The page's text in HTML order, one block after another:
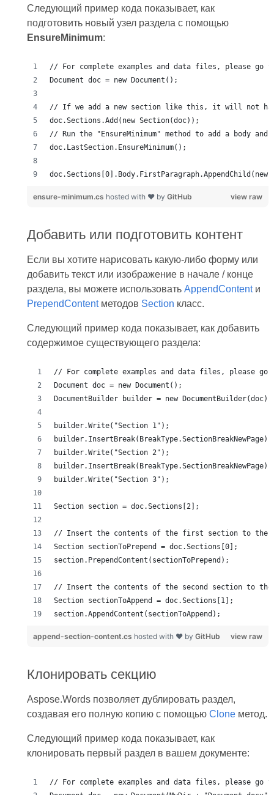
Следующий пример кода показывает, как
подготовить новый узел раздела с помощью
EnsureMinimum:
view raw
ensure-minimum.cs hosted with ❤ by GitHub
Добавить или подготовить контент
Если вы хотите нарисовать какую-либо форму или
добавить текст или изображение в начале / конце
раздела, вы можете использовать AppendContentи
PrependContentметодов Section класс.
Следующий пример кода показывает, как добавить
содержимое существующего раздела:
view raw
append-section-content.cs hosted with ❤ by GitHub
Клонировать секцию
Aspose.Words позволяет дублировать раздел,
создавая его полную копию с помощью Cloneметод.
Следующий пример кода показывает, как
клонировать первый раздел в вашем документе: